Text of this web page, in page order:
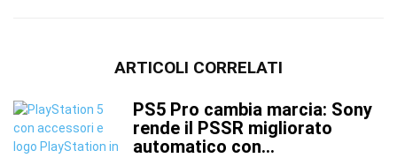
ARTICOLI CORRELATI
PS5 Pro cambia marcia: Sony
rende il PSSR migliorato
automatico con...